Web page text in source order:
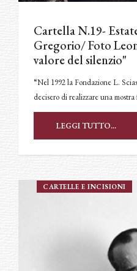
Cartella N.19-
Gregorio/ Foto
valore del silenzio"
“Nel 1992 la Fondazione L.
decisero di realizzare una
LEGGI TUTTO...
CARTELLE E INCISIONI